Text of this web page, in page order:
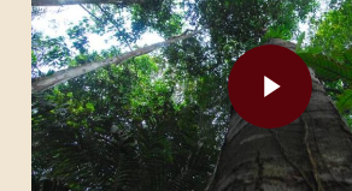
Play Video